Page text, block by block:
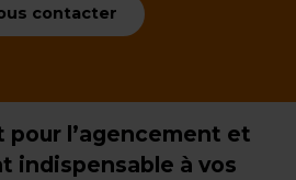
contacter
pour l’agencement et
indispensable à vos